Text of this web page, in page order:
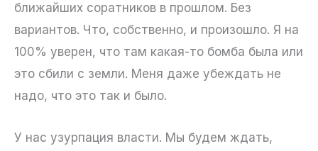
ближайших соратников в прошлом. Без
вариантов. Что, собственно, и произошло. Я на
100% уверен, что там какая-то бомба была или
это сбили с земли. Меня даже убеждать не
надо, что это так и было.
У нас узурпация власти. Мы будем ждать,